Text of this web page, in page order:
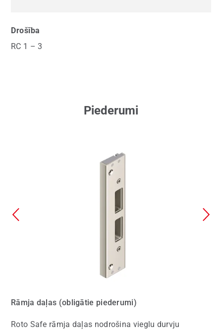
Drošība
RC 1 – 3
Piederumi
Rāmja daļas (obligātie piederumi)
Roto Safe rāmja daļas nodrošina vieglu durvju